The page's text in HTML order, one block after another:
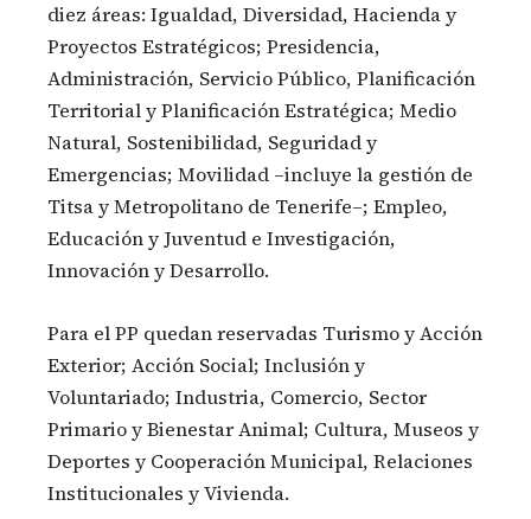
diez áreas: Igualdad, Diversidad, Hacienda y
Proyectos Estratégicos; Presidencia,
Administración, Servicio Público, Planificación
Territorial y Planificación Estratégica; Medio
Natural, Sostenibilidad, Seguridad y
Emergencias; Movilidad –incluye la gestión de
Titsa y Metropolitano de Tenerife–; Empleo,
Educación y Juventud e Investigación,
Innovación y Desarrollo.
Para el PP quedan reservadas Turismo y Acción
Exterior; Acción Social; Inclusión y
Voluntariado; Industria, Comercio, Sector
Primario y Bienestar Animal; Cultura, Museos y
Deportes y Cooperación Municipal, Relaciones
Institucionales y Vivienda.